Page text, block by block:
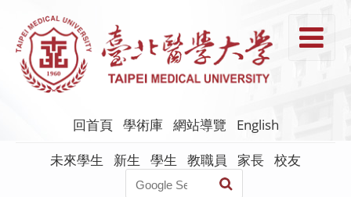
主
要
回首頁 學術庫 網站導覽
English
未來學生
新生 學生 教職員 家長 校友